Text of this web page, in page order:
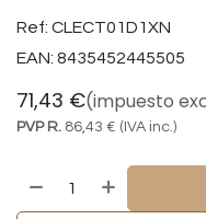
Ref: CLECT01D1XN
EAN: 8435452445505
71,43 €(impuesto
PVP R. 86,43 € (IVA inc.)